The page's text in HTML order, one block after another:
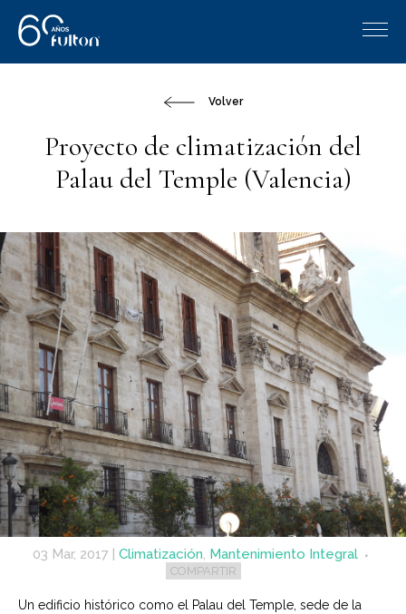
Volver
Proyecto de climatización del
Palau del Temple (Valencia)
03 Mar, 2017 Climatización, Mantenimiento Integral
COMPARTIR
Un edificio histórico como el Palau del Temple, sede de la